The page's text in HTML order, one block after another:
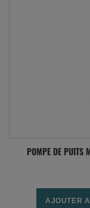
POMPE DE PUITS
AJOUTER